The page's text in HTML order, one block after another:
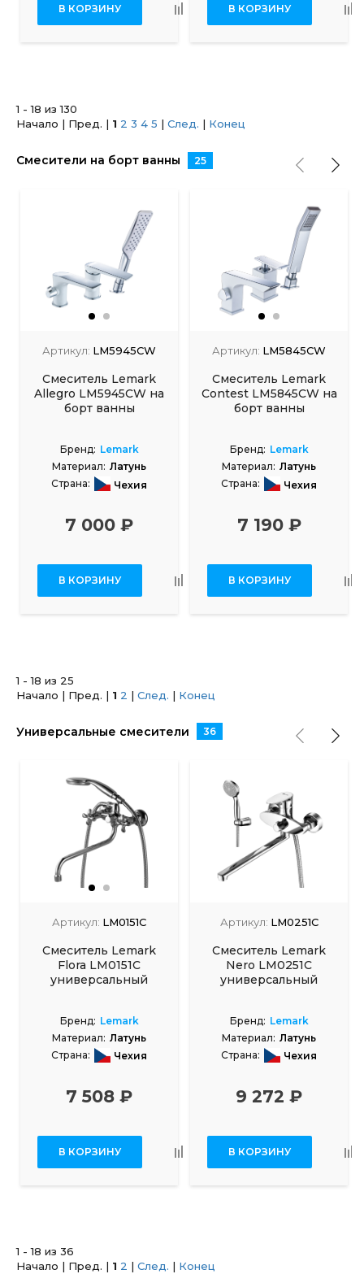
В КОРЗИНУ В КОРЗИНУ
1 - 18 из 130
Начало | Пред. | 1 2 3 4 5 | След. | Конец
Смесители на борт ванны 25
Артикул: LM5945CW
Смеситель Lemark
Allegro LM5945CW на
борт ванны
Бренд: Lemark
Материал: Латунь
Страна:
Чехия
7 000 ₽
В КОРЗИНУ
Артикул: LM5845CW
Смеситель Lemark
Contest LM5845CW на
борт ванны
Бренд: Lemark
Материал: Латунь
Страна:
Чехия
7 190 ₽
В КОРЗИНУ
1 - 18 из 25
Начало | Пред. | 1 2 | След. | Конец
Универсальные смесители 36
Артикул: LM0151C
Смеситель Lemark
Flora LM0151C
универсальный
Бренд: Lemark
Материал: Латунь
Страна:
Чехия
7 508 ₽
В КОРЗИНУ
Артикул: LM0251C
Смеситель Lemark
Nero LM0251C
универсальный
Бренд: Lemark
Материал: Латунь
Страна:
Чехия
9 272 ₽
В КОРЗИНУ
1 - 18 из 36
Начало | Пред. | 1 2 | След. | Конец